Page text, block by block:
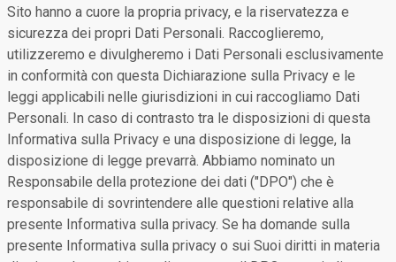
Sito hanno a cuore la propria privacy, e la riservatezza e
sicurezza dei propri Dati Personali. Raccoglieremo,
utilizzeremo e divulgheremo i Dati Personali esclusivamente
in conformità con questa Dichiarazione sulla Privacy e le
leggi applicabili nelle giurisdizioni in cui raccogliamo Dati
Personali. In caso di contrasto tra le disposizioni di questa
Informativa sulla Privacy e una disposizione di legge, la
disposizione di legge prevarrà. Abbiamo nominato un
Responsabile della protezione dei dati ("DPO") che è
responsabile di sovrintendere alle questioni relative alla
presente Informativa sulla privacy. Se ha domande sulla
presente Informativa sulla privacy o sui Suoi diritti in materia